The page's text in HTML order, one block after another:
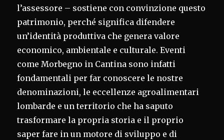
l’assessore – sostiene con convinzione questo
patrimonio, perché significa difendere
un’identità produttiva che genera valore
economico, ambientale e culturale. Eventi
come Morbegno in Cantina sono infatti
fondamentali per far conoscere le nostre
denominazioni, le eccellenze agroalimentari
lombarde e un territorio che ha saputo
trasformare la propria storia e il proprio
saper fare in un motore di sviluppo e di